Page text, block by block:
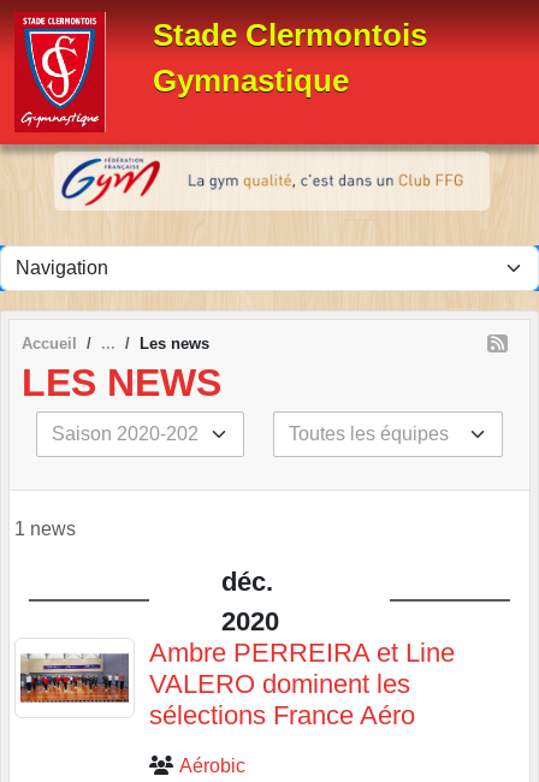
Stade Clermontois
Gymnastique
Accueil Les news
LES NEWS
1 news
déc.
2020
Ambre PERREIRA et Line
VALERO dominent les
sélections France Aéro
Aérobic
Panneau de gestion des cookies